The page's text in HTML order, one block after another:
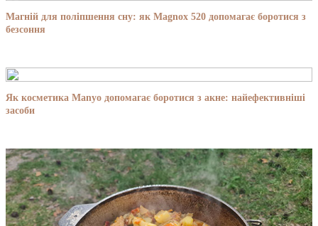
Магній для поліпшення сну: як Magnox 520 допомагає боротися з
безсоння
Як косметика Manyo допомагає боротися з акне: найефективніші
засоби